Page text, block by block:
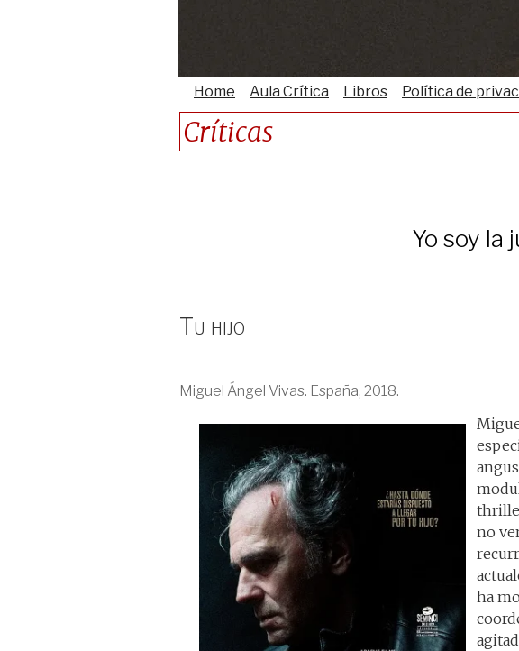
Home Aula Crítica Libros Política de
Críticas
Yo soy la
Tu hijo
Miguel Ángel Vivas. España, 2018.
no
ha